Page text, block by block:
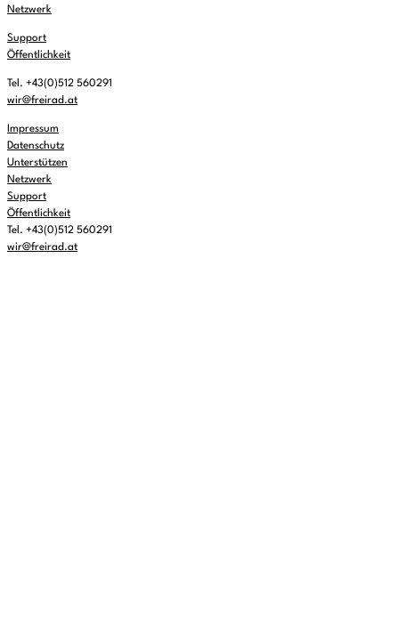
Netzwerk
Support
Öffentlichkeit
Tel. +43(0)512 560291
wir@freirad.at
Impressum
Datenschutz
Unterstützen
Netzwerk
Support
Öffentlichkeit
Tel. +43(0)512 560291
wir@freirad.at